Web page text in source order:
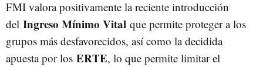
FMI valora positivamente la reciente introducción
del Ingreso Mínimo Vital que permite proteger a los
grupos más desfavorecidos, así como la decidida
apuesta por los ERTE, lo que permite limitar el